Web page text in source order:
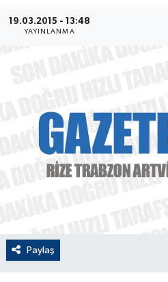
19.03.2015 - 13:48
YAYINLANMA
Paylaş
ÇEVRE
EĞİTİM
EKONOMİ
Flaş Haber